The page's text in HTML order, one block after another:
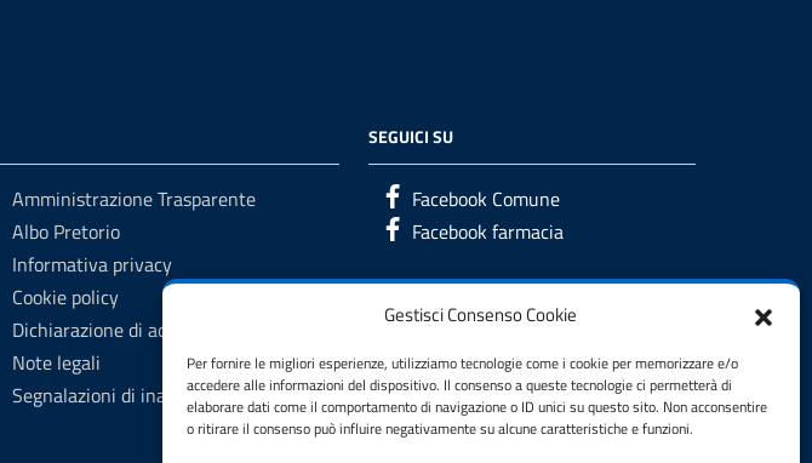
Gestisci Consenso Cookie
Per fornire le migliori esperienze, utilizziamo tecnologie come i cookie per memorizzare e/o
accedere alle informazioni del dispositivo. Il consenso a queste tecnologie ci permetterà di
elaborare dati come il comportamento di navigazione o ID unici su questo sito. Non acconsentire
o ritirare il consenso può influire negativamente su alcune caratteristiche e funzioni.
Amministrazione Trasparente
Albo Pretorio
Informativa privacy
Cookie policy
Dichiarazione di accessibilità
Note legali
Segnalazioni di inaccessibilità
SEGUICI SU
Facebook Comune
Facebook farmacia